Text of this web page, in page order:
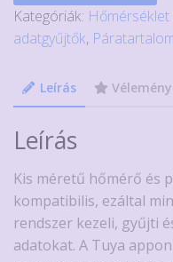
Kategóriák:
adatgyűjtők,
Leírás
Leírás
Kis méretű hőmérő és
kompatibilis, ezáltal
rendszer kezeli, gyűjti
adatokat. A Tuya